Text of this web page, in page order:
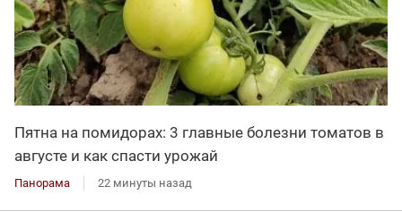
Пятна на помидорах: 3 главные болезни томатов в
августе и как спасти урожай
Панорама 22 минуты назад